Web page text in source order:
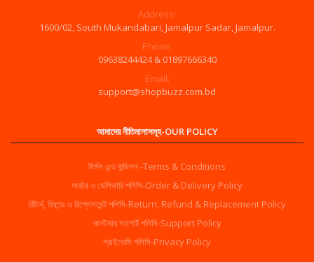
Address:
1600/02, South Mukandabari, Jamalpur Sadar, Jamalpur.
Phone:
09638244424 & 01897666340
Email:
support@shopbuzz.com.bd
আমাদের নীতিমালাসমূহ-OUR POLICY
টার্মস এন্ড কন্ডিশন -Terms & Conditions
অর্ডার ও ডেলিভারি পলিসি-Order & Delivery Policy
রিটার্ন, রিফান্ড ও রিপ্লেসমেন্ট পলিসি-Return, Refund & Replacement Policy
কাস্টমার সাপোর্ট পলিসি-Support Policy
প্রাইভেসি পলিসি-Privacy Policy